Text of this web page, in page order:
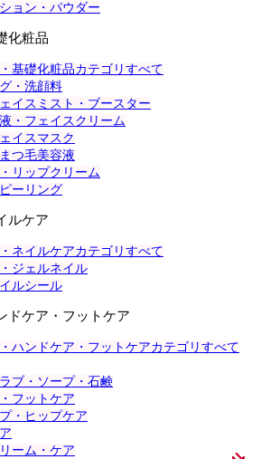
ョン・パウダー
化粧品
基礎化粧品カテゴリすべて
・洗顔料
イスミスト・ブースター
・フェイスクリーム
イスマスク
つ毛美容液
リップクリーム
ーリング
ルケア
ネイルケアカテゴリすべて
ジェルネイル
ルシール
ドケア・フットケア
ハンドケア・フットケアカテゴリすべて
ブ・ソープ・石鹸
フットケア
・ヒップケア
ーム・ケア